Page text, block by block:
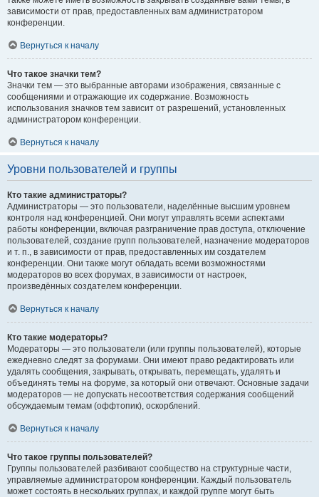
зависимости от прав, предоставленных вам администратором
конференции.
Вернуться к началу
Что такое значки тем?
Значки тем — это выбранные авторами изображения, связанные с
сообщениями и отражающие их содержание. Возможность
использования значков тем зависит от разрешений, установленных
администратором конференции.
Вернуться к началу
Уровни пользователей и группы
Кто такие администраторы?
Администраторы — это пользователи, наделённые высшим уровнем
контроля над конференцией. Они могут управлять всеми аспектами
работы конференции, включая разграничение прав доступа, отключение
пользователей, создание групп пользователей, назначение модераторов
и т. п., в зависимости от прав, предоставленных им создателем
конференции. Они также могут обладать всеми возможностями
модераторов во всех форумах, в зависимости от настроек,
произведённых создателем конференции.
Вернуться к началу
Кто такие модераторы?
Модераторы — это пользователи (или группы пользователей), которые
ежедневно следят за форумами. Они имеют право редактировать или
удалять сообщения, закрывать, открывать, перемещать, удалять и
объединять темы на форуме, за который они отвечают. Основные задачи
модераторов — не допускать несоответствия содержания сообщений
обсуждаемым темам (оффтопик), оскорблений.
Вернуться к началу
Что такое группы пользователей?
Группы пользователей разбивают сообщество на структурные части,
управляемые администратором конференции. Каждый пользователь
может состоять в нескольких группах, и каждой группе могут быть